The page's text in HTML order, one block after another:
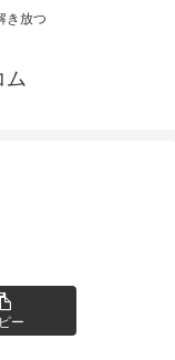
き放つ
ム
ー